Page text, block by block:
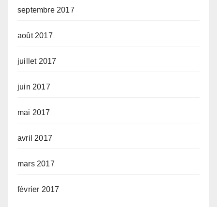
septembre 2017
août 2017
juillet 2017
juin 2017
mai 2017
avril 2017
mars 2017
février 2017